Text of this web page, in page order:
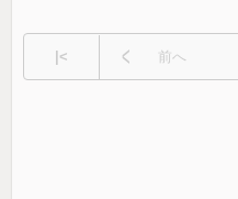
|< 前へ